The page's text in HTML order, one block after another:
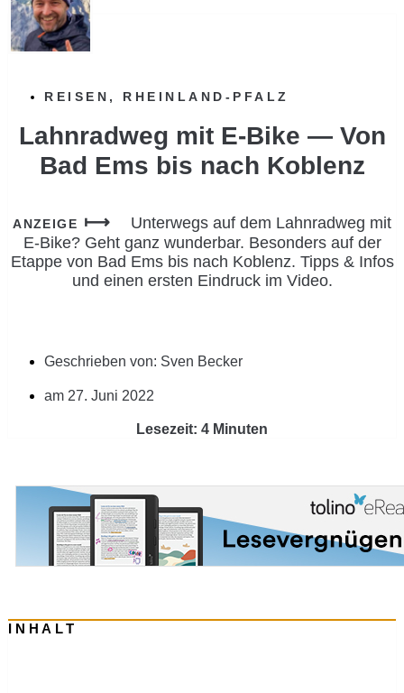
REISEN , RHEINLAND-PFALZ
Lahnradweg mit E-Bike — Von
Bad Ems bis nach Koblenz
ANZEIGE
Unterwegs auf dem Lahnradweg mit
E-Bike? Geht ganz wunderbar. Besonders auf der
Etappe von Bad Ems bis nach Koblenz. Tipps & Infos
und einen ersten Eindruck im Video.
Geschrieben von: Sven Becker
am 27. Juni 2022
Lesezeit: 4 Minuten
INHALT